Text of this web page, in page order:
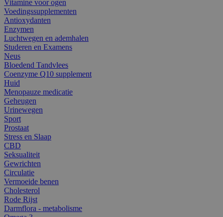
Vitamine voor ogen
Voedingssupplementen
Antioxydanten
Enzymen
Luchtwegen en ademhalen
Studeren en Examens
Neus
Bloedend Tandvlees
Coenzyme Q10 supplement
Huid
Menopauze medicatie
Geheugen
Urinewegen
Sport
Prostaat
Stress en Slaap
CBD
Seksualiteit
Gewrichten
Circulatie
Vermoeide benen
Cholesterol
Rode Rijst
Darmflora - metabolisme